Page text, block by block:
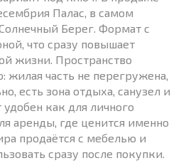
Палас, в самом
Берег. Формат с
что сразу повышает
жизни. Пространство
жилая часть не перегружена,
есть зона отдыха, санузел и
удобен как для личного
аренды, где ценится именно
продаётся с мебелью и
сразу после покупки.